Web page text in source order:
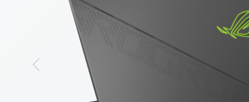
Previous